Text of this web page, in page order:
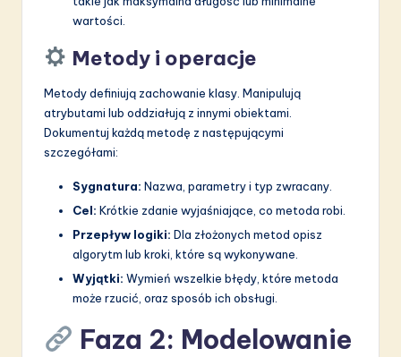
wartości.
Metody i operacje
Metody definiują zachowanie klasy. Manipulują
atrybutami lub oddziałują z innymi obiektami.
Dokumentuj każdą metodę z następującymi
szczegółami:
Sygnatura: Nazwa, parametry i typ zwracany.
Cel: Krótkie zdanie wyjaśniające, co metoda robi.
Przepływ logiki: Dla złożonych metod opisz
algorytm lub kroki, które są wykonywane.
Wyjątki: Wymień wszelkie błędy, które metoda
może rzucić, oraz sposób ich obsługi.
Faza 2: Modelowanie